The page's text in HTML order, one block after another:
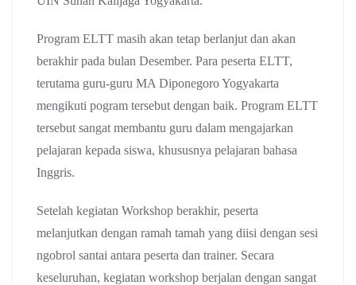
Program ELTT masih akan tetap berlanjut dan akan
berakhir pada bulan Desember. Para peserta ELTT,
terutama guru-guru MA Diponegoro Yogyakarta
mengikuti pogram tersebut dengan baik. Program ELTT
tersebut sangat membantu guru dalam mengajarkan
pelajaran kepada siswa, khususnya pelajaran bahasa
Inggris.
Setelah kegiatan Workshop berakhir, peserta
melanjutkan dengan ramah tamah yang diisi dengan sesi
ngobrol santai antara peserta dan trainer. Secara
keseluruhan, kegiatan workshop berjalan dengan sangat